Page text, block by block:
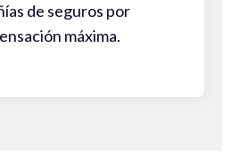
de seguros por
máxima.